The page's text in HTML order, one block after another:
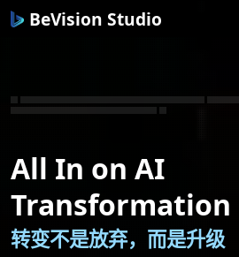
BeVision Studio
AI转型方案｜企业AI自动化工作流搭建｜品牌AI数字化升级 中小企业
AI数据分析平台搭建｜BeVision 18年实战经验
All In on AI
Transformation
转变不是放弃，而是升级